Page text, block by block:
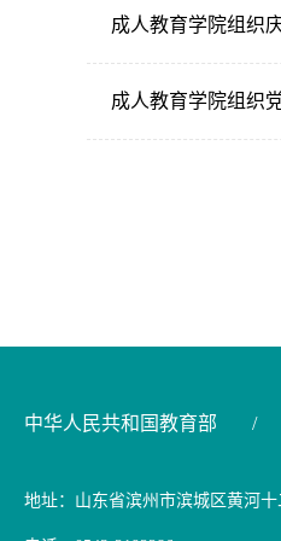
成人教育学院组织
成人教育学院组织
中华人民共和国教育部 /
地址：山东省滨州市滨城区黄河十